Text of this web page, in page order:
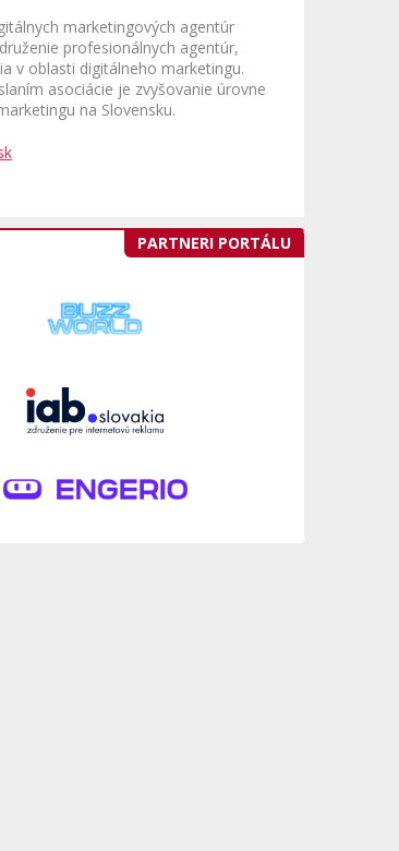
marketingových agentúr
profesionálnych agentúr,
v oblasti digitálneho marketingu.
asociácie je zvyšovanie úrovne
na Slovensku.
PARTNERI PORTÁLU